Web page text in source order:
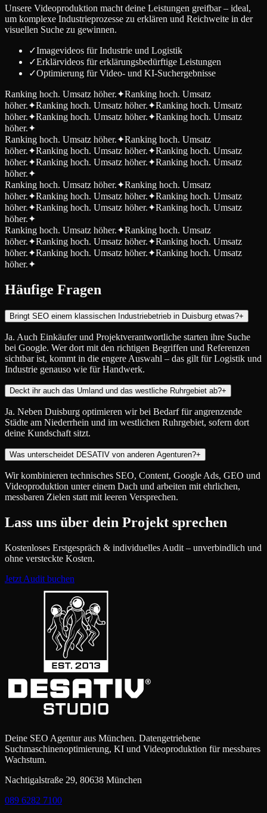
Unsere Videoproduktion macht deine Leistungen greifbar – ideal,
um komplexe Industrieprozesse zu erklären und Reichweite in der
visuellen Suche zu gewinnen.
✓Imagevideos für Industrie und Logistik
✓Erklärvideos für erklärungsbedürftige Leistungen
✓Optimierung für Video- und KI-Suchergebnisse
Ranking hoch. Umsatz höher.✦Ranking hoch. Umsatz
höher.✦Ranking hoch. Umsatz höher.✦Ranking hoch. Umsatz
höher.✦Ranking hoch. Umsatz höher.✦Ranking hoch. Umsatz
höher.✦
Ranking hoch. Umsatz höher.✦Ranking hoch. Umsatz
höher.✦Ranking hoch. Umsatz höher.✦Ranking hoch. Umsatz
höher.✦Ranking hoch. Umsatz höher.✦Ranking hoch. Umsatz
höher.✦
Ranking hoch. Umsatz höher.✦Ranking hoch. Umsatz
höher.✦Ranking hoch. Umsatz höher.✦Ranking hoch. Umsatz
höher.✦Ranking hoch. Umsatz höher.✦Ranking hoch. Umsatz
höher.✦
Ranking hoch. Umsatz höher.✦Ranking hoch. Umsatz
höher.✦Ranking hoch. Umsatz höher.✦Ranking hoch. Umsatz
höher.✦Ranking hoch. Umsatz höher.✦Ranking hoch. Umsatz
höher.✦
Häufige Fragen
Bringt SEO einem klassischen Industriebetrieb in Duisburg etwas?+
Ja. Auch Einkäufer und Projektverantwortliche starten ihre Suche
bei Google. Wer dort mit den richtigen Begriffen und Referenzen
sichtbar ist, kommt in die engere Auswahl – das gilt für Logistik und
Industrie genauso wie für Handwerk.
Deckt ihr auch das Umland und das westliche Ruhrgebiet ab?+
Ja. Neben Duisburg optimieren wir bei Bedarf für angrenzende
Städte am Niederrhein und im westlichen Ruhrgebiet, sofern dort
deine Kundschaft sitzt.
Was unterscheidet DESATIV von anderen Agenturen?+
Wir kombinieren technisches SEO, Content, Google Ads, GEO und
Videoproduktion unter einem Dach und arbeiten mit ehrlichen,
messbaren Zielen statt mit leeren Versprechen.
Lass uns über dein Projekt sprechen
Kostenloses Erstgespräch & individuelles Audit – unverbindlich und
ohne versteckte Kosten.
Jetzt Audit buchen
Deine SEO Agentur aus München. Datengetriebene
Suchmaschinenoptimierung, KI und Videoproduktion für messbares
Wachstum.
Nachtigalstraße 29, 80638 München
089 6282 7100